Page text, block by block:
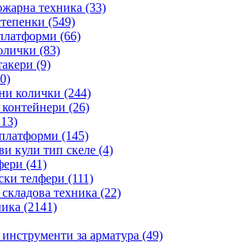
техника (33)
(549)
(66)
(83)
(9)
колички (244)
(26)
(145)
кули тип скеле (4)
(41)
телфери (111)
техника (22)
(2141)
за арматура (49)